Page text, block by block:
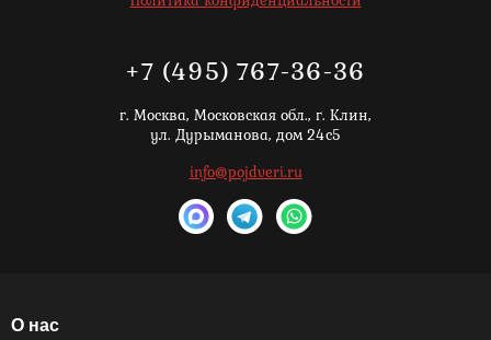
+7 (495) 767-36-36
г. Москва, Московская обл., г. Клин,
ул. Дурыманова, дом 24с5
info@pojdveri.ru
О нас